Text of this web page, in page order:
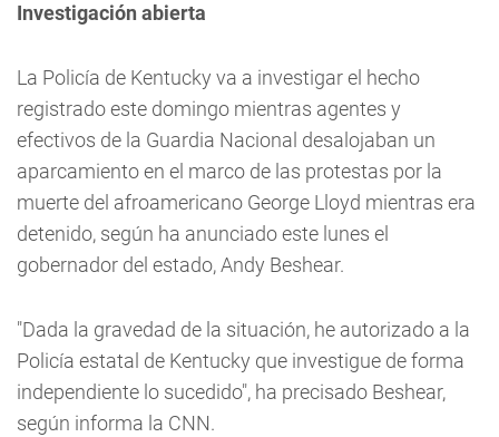
Investigación abierta
La Policía de Kentucky va a investigar el hecho
registrado este domingo mientras agentes y
efectivos de la Guardia Nacional desalojaban un
aparcamiento en el marco de las protestas por la
muerte del afroamericano George Lloyd mientras era
detenido, según ha anunciado este lunes el
gobernador del estado, Andy Beshear.
"Dada la gravedad de la situación, he autorizado a la
Policía estatal de Kentucky que investigue de forma
independiente lo sucedido", ha precisado Beshear,
según informa la CNN.